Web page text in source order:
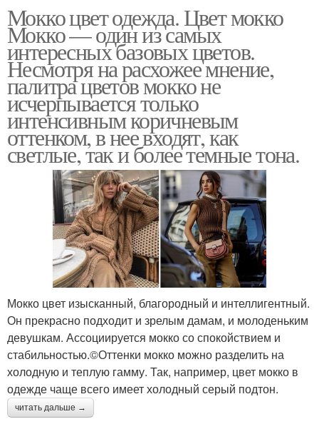
Мокко цвет одежда. Цвет мокко
Мокко — один из самых
интересных базовых цветов.
Несмотря на расхожее мнение,
палитра цветов мокко не
исчерпывается только
интенсивным коричневым
оттенком, в нее входят, как
светлые, так и более темные тона.
Мокко цвет изысканный, благородный и интеллигентный.
Он прекрасно подходит и зрелым дамам, и молоденьким
девушкам. Ассоциируется мокко со спокойствием и
стабильностью.©Оттенки мокко можно разделить на
холодную и теплую гамму. Так, например, цвет мокко в
одежде чаще всего имеет холодный серый подтон.
читать дальше →